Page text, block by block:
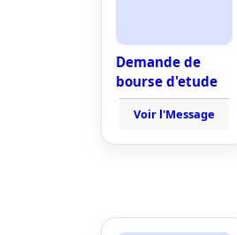
Demande de
bourse d'etude
Voir l'Message